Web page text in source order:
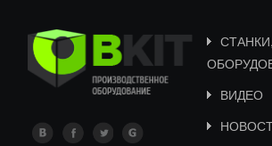
СТАНКИ,
ВИДЕО